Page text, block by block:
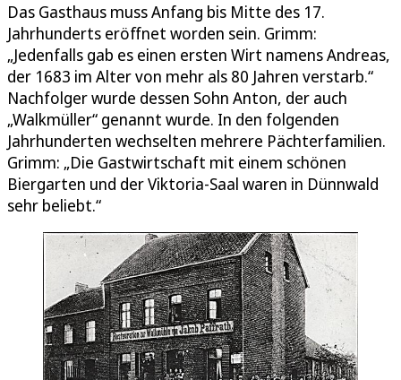
Das Gasthaus muss Anfang bis Mitte des 17.
Jahrhunderts eröffnet worden sein. Grimm:
„Jedenfalls gab es einen ersten Wirt namens Andreas,
der 1683 im Alter von mehr als 80 Jahren verstarb.“
Nachfolger wurde dessen Sohn Anton, der auch
„Walkmüller“ genannt wurde. In den folgenden
Jahrhunderten wechselten mehrere Pächterfamilien.
Grimm: „Die Gastwirtschaft mit einem schönen
Biergarten und der Viktoria-Saal waren in Dünnwald
sehr beliebt.“